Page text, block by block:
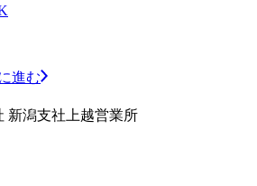
進む
新潟支社上越営業所